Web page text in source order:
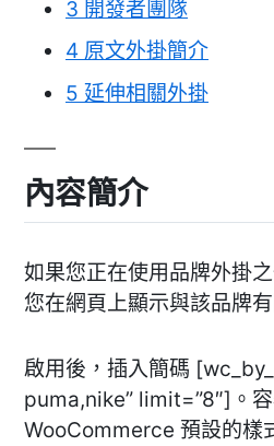
3 開發者團隊
4 原文外掛簡介
5 延伸相關外掛
內容簡介
如果您正在使用品牌外掛
您在網頁上顯示與該品牌
啟用後，插入簡碼
puma,nike” limit=”8″]。
WooCommerce 預設的樣